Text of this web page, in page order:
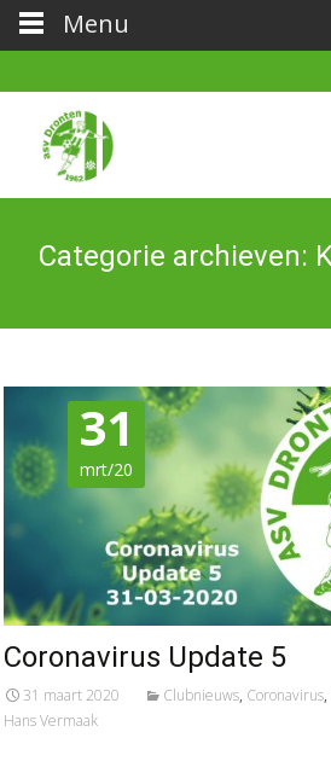
Categorie archieven:
31
mrt/20
Coronavirus Update 5
31 maart 2020 Clubnieuws, Coronavirus,
Hans Vermaak
Menu